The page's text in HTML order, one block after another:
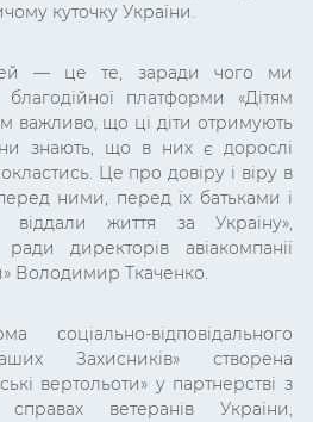
куточку України.
— це те, заради чого ми
благодійної платформи «Дітям
важливо, що ці діти отримують
знають, що в них є дорослі
Це про довіру і віру в
ними, перед їх батьками і
життя за Україну»,
директорів авіакомпанії
Володимир Ткаченко.
соціально-відповідального
Захисників» створена
вертольоти» у партнерстві з
ветеранів України,